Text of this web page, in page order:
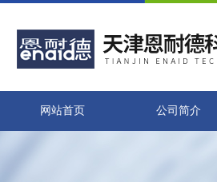
网站首页 公司简介